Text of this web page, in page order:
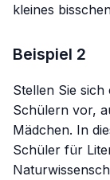
kleines
Beispiel 2
Stellen Sie sich
Schülern vor,
Mädchen. In
Schüler für